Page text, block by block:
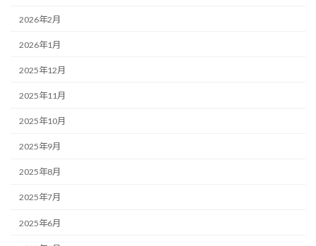
2026年2月
2026年1月
2025年12月
2025年11月
2025年10月
2025年9月
2025年8月
2025年7月
2025年6月